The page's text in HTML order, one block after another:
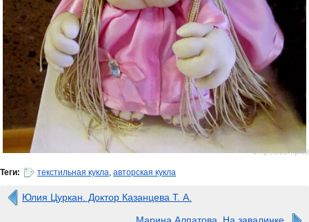
0 просмотров
Теги: текстильная кукла, авторская кукла
Юлия Цуркан. Доктор Казанцева Т. А.